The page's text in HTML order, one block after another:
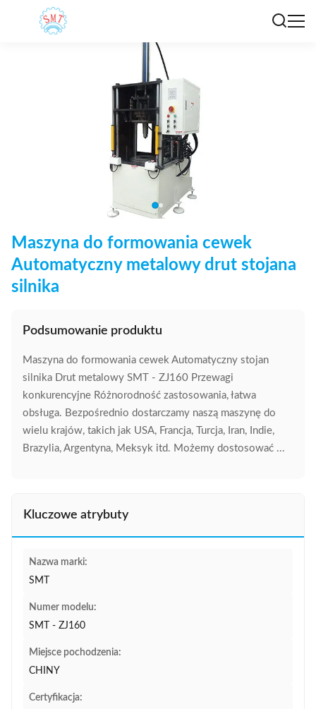
Maszyna do formowania cewek
Automatyczny metalowy drut stojana
silnika
Podsumowanie produktu
Maszyna do formowania cewek Automatyczny stojan
silnika Drut metalowy SMT - ZJ160 Przewagi
konkurencyjne Różnorodność zastosowania, łatwa
obsługa. Bezpośrednio dostarczamy naszą maszynę do
wielu krajów, takich jak USA, Francja, Turcja, Iran, Indie,
Brazylia, Argentyna, Meksyk itd. Możemy dostosować ...
Kluczowe atrybuty
Nazwa marki:
SMT
Numer modelu:
SMT - ZJ160
Miejsce pochodzenia:
CHINY
Certyfikacja: